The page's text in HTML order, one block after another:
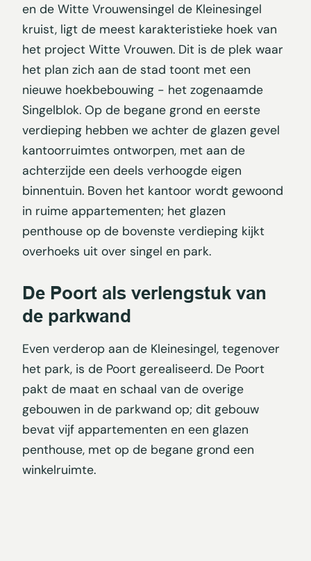
en de Witte Vrouwensingel de Kleinesingel
kruist, ligt de meest karakteristieke hoek van
het project Witte Vrouwen. Dit is de plek waar
het plan zich aan de stad toont met een
nieuwe hoekbebouwing - het zogenaamde
Singelblok. Op de begane grond en eerste
verdieping hebben we achter de glazen gevel
kantoorruimtes ontworpen, met aan de
achterzijde een deels verhoogde eigen
binnentuin. Boven het kantoor wordt gewoond
in ruime appartementen; het glazen
penthouse op de bovenste verdieping kijkt
overhoeks uit over singel en park.
De Poort als verlengstuk van
de parkwand
Even verderop aan de Kleinesingel, tegenover
het park, is de Poort gerealiseerd. De Poort
pakt de maat en schaal van de overige
gebouwen in de parkwand op; dit gebouw
bevat vijf appartementen en een glazen
penthouse, met op de begane grond een
winkelruimte.